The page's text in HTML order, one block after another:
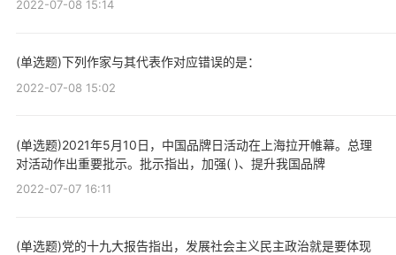
2022-07-08 15:14
(单选题)下列作家与其代表作对应错误的是：
2022-07-08 15:02
(单选题)2021年5月10日，中国品牌日活动在上海拉开帷幕。总理
对活动作出重要批示。批示指出，加强( )、提升我国品牌
2022-07-07 16:11
(单选题)党的十九大报告指出，发展社会主义民主政治就是要体现